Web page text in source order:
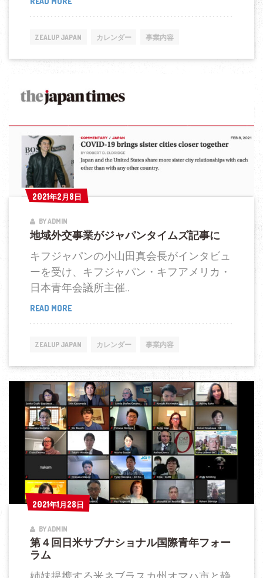
５
回
ブ
シ
ョ
ナ
ル
国
年
フ
ォ
ー
ラ
ZEALUP JAPAN カレンダー 事業内容
2021年2月8日
2021年2月8日
BY ADMIN
地域外交事業がジャパンタイムズ記事に
キフジャパンの小山田真会長がインタビュ
ーを受け、キフジャパン・キフアメリカ・
日本青年会議所主催..
READ MORE地
域
外
事
業
が
ジ
パ
タ
イ
ム
記
ZEALUP JAPAN カレンダー 事業内容
2021年1月28日
2021年1月28日
BY ADMIN
第４回日米サブナショナル国際青年フォー
ラム